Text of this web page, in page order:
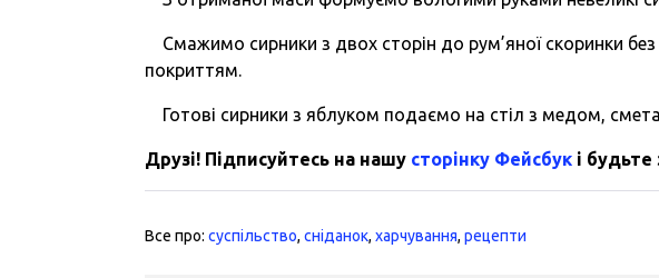
Смажимо сирники з двох сторін до рум’яної скоринки без
покриттям.
Готові сирники з яблуком подаємо на стіл з медом,
Друзі! Підписуйтесь на нашу сторінку Фейсбук і
Все про:суспільство,сніданок,харчування,рецепти